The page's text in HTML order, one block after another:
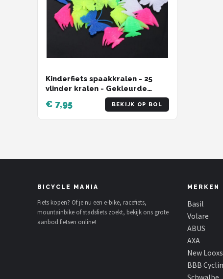
Kinderfiets spaakkralen - 25
vlinder kralen - Gekleurde
fietswiel kralen - Kralen voor
spaken
€ 7,95 BEKIJK OP BOL
BICYCLE MANIA
Fiets kopen? Of je nu een e-bike, racefiets,
mountainbike of stadsfiets zoekt, bekijk ons grote
aanbod fietsen online!
MERKEN
Basil
Volare
ABUS
AXA
New Looxs
BBB
Schwalbe